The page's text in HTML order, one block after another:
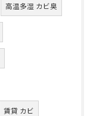
高温多湿 カビ臭
賃貸 カビ